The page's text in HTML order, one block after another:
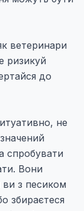
ветеринари
ризикуй
до
не
спробувати
Вони
ви з песиком
збираєтеся